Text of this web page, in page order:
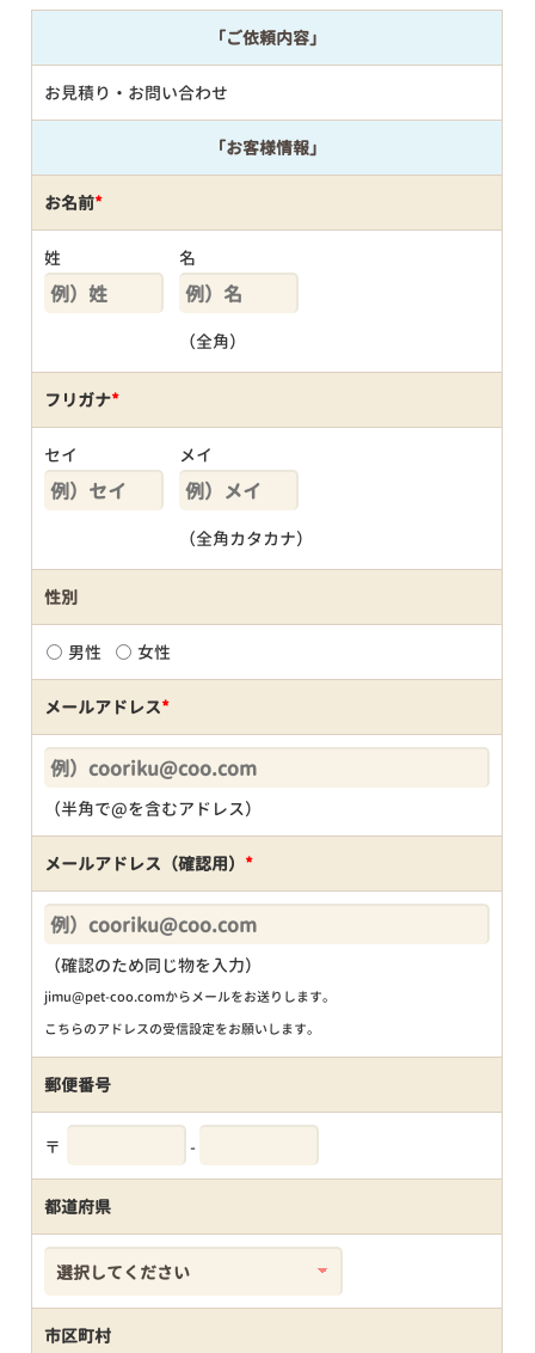
「ご依頼内容」
お見積り・お問い合わせ
「お客様情報」
お名前*
姓 名
（全角）
フリガナ*
セイ メイ
（全角カタカナ）
性別
男性 女性
メールアドレス*
（半角で@を含むアドレス）
メールアドレス（確認用） *
（確認のため同じ物を入力）
jimu@pet-coo.comからメールをお送りします。
こちらのアドレスの受信設定をお願いします。
郵便番号
〒 -
都道府県
市区町村